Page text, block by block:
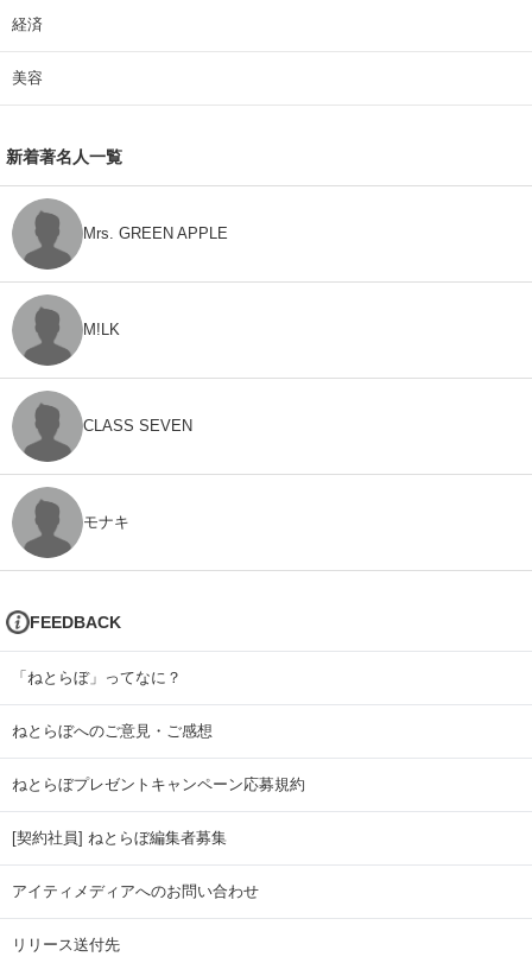
経済
美容
新着著名人一覧
Mrs. GREEN APPLE
M!LK
CLASS SEVEN
モナキ
FEEDBACK
「ねとらぼ」ってなに？
ねとらぼへのご意見・ご感想
ねとらぼプレゼントキャンペーン応募規約
[契約社員] ねとらぼ編集者募集
アイティメディアへのお問い合わせ
リリース送付先